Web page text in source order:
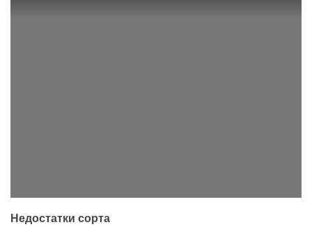
Недостатки сорта